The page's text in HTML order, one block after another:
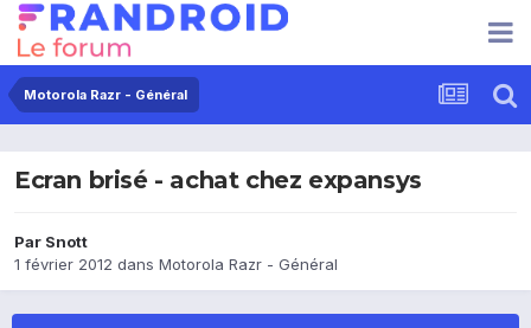
Motorola Razr - Général
Ecran brisé - achat chez expansys
Par Snott
1 février 2012 dans Motorola Razr - Général